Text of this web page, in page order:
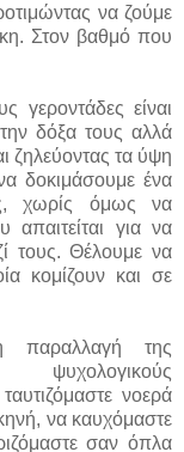
να ζούμε
Στον βαθμό που
γεροντάδες είναι
δόξα τους αλλά
ζηλεύοντας τα ύψη
δοκιμάσουμε ένα
χωρίς όμως να
για να
τους. Θέλουμε να
κομίζουν και σε
παραλλαγή της
ψυχολογικούς
νοερά
να καυχόμαστε
σαν όπλα